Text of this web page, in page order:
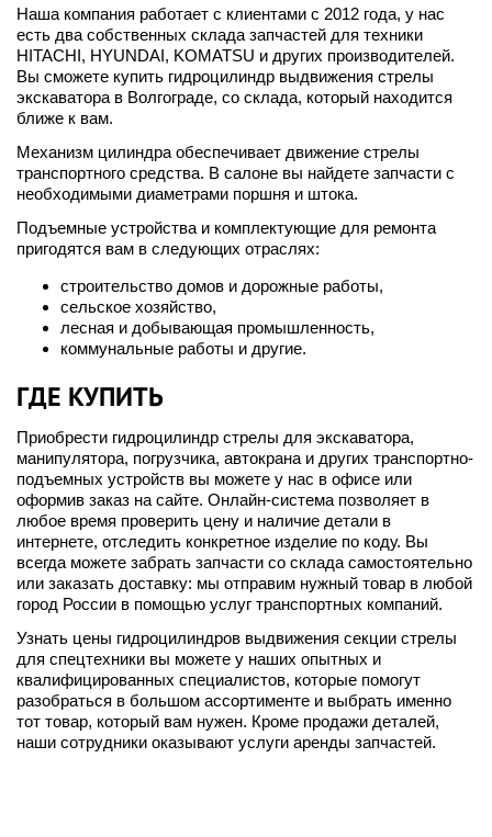
Наша компания работает с клиентами с 2012 года, у нас
есть два собственных склада запчастей для техники
HITACHI, HYUNDAI, KOMATSU и других производителей.
Вы сможете купить гидроцилиндр выдвижения стрелы
экскаватора в Волгограде, со склада, который находится
ближе к вам.
Механизм цилиндра обеспечивает движение стрелы
транспортного средства. В салоне вы найдете запчасти с
необходимыми диаметрами поршня и штока.
Подъемные устройства и комплектующие для ремонта
пригодятся вам в следующих отраслях:
строительство домов и дорожные работы,
сельское хозяйство,
лесная и добывающая промышленность,
коммунальные работы и другие.
ГДЕ КУПИТЬ
Приобрести гидроцилиндр стрелы для экскаватора,
манипулятора, погрузчика, автокрана и других транспортно-
подъемных устройств вы можете у нас в офисе или
оформив заказ на сайте. Онлайн-система позволяет в
любое время проверить цену и наличие детали в
интернете, отследить конкретное изделие по коду. Вы
всегда можете забрать запчасти со склада самостоятельно
или заказать доставку: мы отправим нужный товар в любой
город России в помощью услуг транспортных компаний.
Узнать цены гидроцилиндров выдвижения секции стрелы
для спецтехники вы можете у наших опытных и
квалифицированных специалистов, которые помогут
разобраться в большом ассортименте и выбрать именно
тот товар, который вам нужен. Кроме продажи деталей,
наши сотрудники оказывают услуги аренды запчастей.